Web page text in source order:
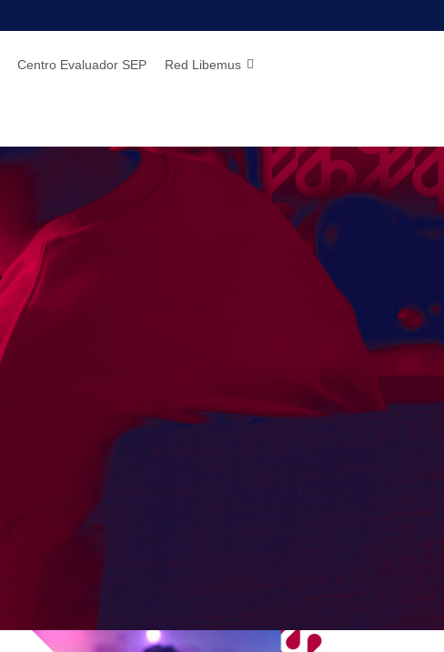
Centro Evaluador SEP Red Libemus
Inicio de cursos